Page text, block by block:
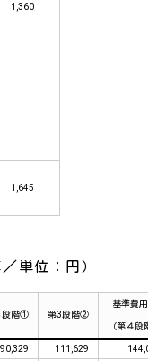
1,360
1,645
単位：円）
段階① 第3段階②
基準費
（第４段
90,329 111,629